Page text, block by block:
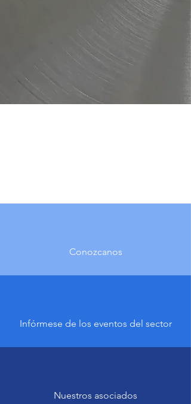
Bienvenidos a los
Comités
Metal Mecánicos
Conozcanos
Infórmese de los eventos del sector
Nuestros asociados